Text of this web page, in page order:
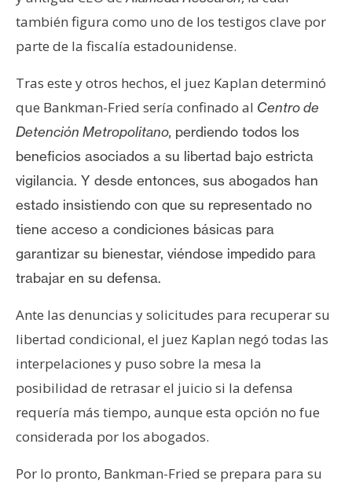
también figura como uno de los testigos clave por
parte de la fiscalía estadounidense.
Tras este y otros hechos, el juez Kaplan determinó
que Bankman-Fried sería confinado al Centro de
Detención Metropolitano, perdiendo todos los
beneficios asociados a su libertad bajo estricta
vigilancia. Y desde entonces, sus abogados han
estado insistiendo con que su representado no
tiene acceso a condiciones básicas para
garantizar su bienestar, viéndose impedido para
trabajar en su defensa.
Ante las denuncias y solicitudes para recuperar su
libertad condicional, el juez Kaplan negó todas las
interpelaciones y puso sobre la mesa la
posibilidad de retrasar el juicio si la defensa
requería más tiempo, aunque esta opción no fue
considerada por los abogados.
Por lo pronto, Bankman-Fried se prepara para su